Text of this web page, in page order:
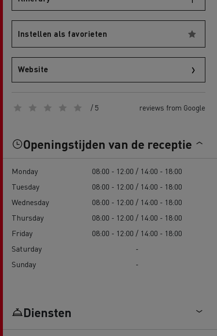
Instellen als favorieten
Website
/ 5 reviews from Google
Openingstijden van de receptie
Monday
08:00 - 12:00 / 14:00 - 18:00
Tuesday
08:00 - 12:00 / 14:00 - 18:00
Wednesday
08:00 - 12:00 / 14:00 - 18:00
Thursday
08:00 - 12:00 / 14:00 - 18:00
Friday
08:00 - 12:00 / 14:00 - 18:00
Saturday
-
Sunday
-
Diensten